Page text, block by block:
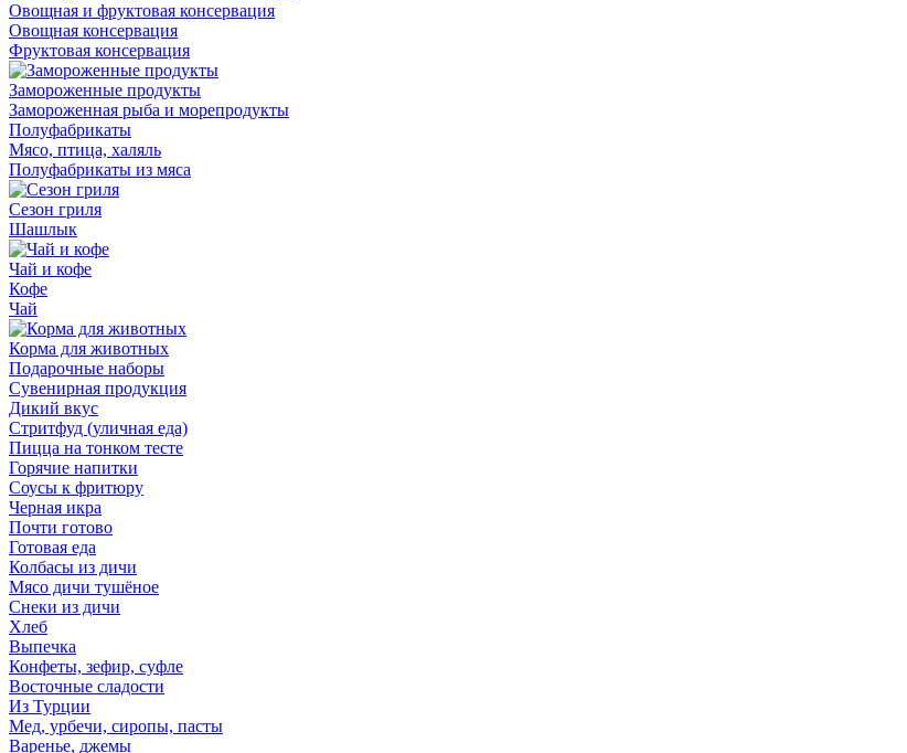
Овощная и фруктовая консервация
Овощная консервация
Фруктовая консервация
Замороженные продукты
Замороженная рыба и морепродукты
Полуфабрикаты
Мясо, птица, халяль
Полуфабрикаты из мяса
Сезон гриля
Шашлык
Чай и кофе
Кофе
Чай
Корма для животных
Подарочные наборы
Сувенирная продукция
Дикий вкус
Стритфуд (уличная еда)
Пицца на тонком тесте
Горячие напитки
Соусы к фритюру
Черная икра
Почти готово
Готовая еда
Колбасы из дичи
Мясо дичи тушёное
Снеки из дичи
Хлеб
Выпечка
Конфеты, зефир, суфле
Восточные сладости
Из Турции
Мед, урбечи, сиропы, пасты
Варенье, джемы